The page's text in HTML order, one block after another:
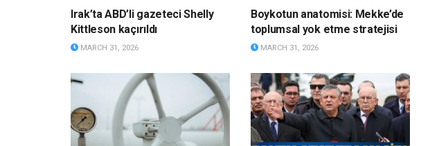
Irak’ta ABD’li gazeteci Shelly
Kittleson kaçırıldı
MARCH 31, 2026
Boykotun anatomisi: Mekke’de
toplumsal yok etme stratejisi
MARCH 31, 2026